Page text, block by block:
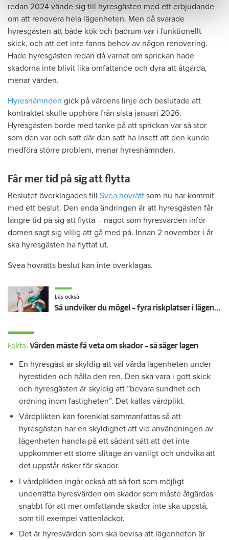
redan 2024 vände sig till hyresgästen med ett erbjudande
om att renovera hela lägenheten. Men då svarade
hyresgästen att både kök och badrum var i funktionellt
skick, och att det inte fanns behov av någon renovering.
Hade hyresgästen redan då varnat om sprickan hade
skadorna inte blivit lika omfattande och dyra att åtgärda,
menar värden.
Hyresnämnden gick på värdens linje och beslutade att
kontraktet skulle upphöra från sista januari 2026.
Hyresgästen borde med tanke på att sprickan var så stor
som den var och satt där den satt ha insett att den kunde
medföra större problem, menar hyresnämnden.
Får mer tid på sig att flytta
Beslutet överklagades till Svea hovrätt som nu har kommit
med ett beslut. Den enda ändringen är att hyresgästen får
längre tid på sig att flytta – något som hyresvärden inför
domen sagt sig villig att gå med på. Innan 2 november i år
ska hyresgästen ha flyttat ut.
Svea hovrätts beslut kan inte överklagas.
Läs också
Så undviker du mögel – fyra riskplatser i lägenheten: ”Måste städa bort”
Fakta: Värden måste få veta om skador – så säger lagen
En hyresgäst är skyldig att väl vårda lägenheten under
hyrestiden och hålla den ren. Den ska vara i gott skick
och hyresgästen är skyldig att ”bevara sundhet och
ordning inom fastigheten”. Det kallas vårdplikt.
Vårdplikten kan förenklat sammanfattas så att
hyresgästen har en skyldighet att vid användningen av
lägenheten handla på ett sådant sätt att det inte
uppkommer ett större slitage än vanligt och undvika att
det uppstår risker för skador.
I vårdplikten ingår också att så fort som möjligt
underrätta hyresvärden om skador som måste åtgärdas
snabbt för att mer omfattande skador inte ska uppstå,
som till exempel vattenläckor.
Det är hyresvärden som ska bevisa att lägenheten är